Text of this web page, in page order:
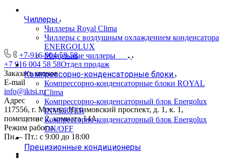
+7-916-004-58-58
+7 916 004 58 58Отдел продаж
Заказать звонок
E-mail
info@iktsi.ru
Адрес
117556, г. Москва, Нахимовский проспект, д. 1, к. 1,
помещение 2, комната 14А
Режим работы
Пн. – Пт.: с 9:00 до 18:00
Чиллеры
Чиллеры Royal Clima
Чиллеры с воздушным охлаждением конденсатора
ENERGOLUX
Модульные чиллеры
Компрессорно-конденсаторные блоки
Компрессорно-конденсаторные блоки ROYAL
Clima
Компрессорно-конденсаторный блок Energolux
INVERTER
Компрессорно-конденсаторный блок Energolux
ON/OFF
Прецизионные кондиционеры